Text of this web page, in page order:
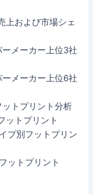
上および市場シェ
メーカー上位3社
メーカー上位6社
トプリント分析
ットプリント
プ別フットプリン
ットプリント